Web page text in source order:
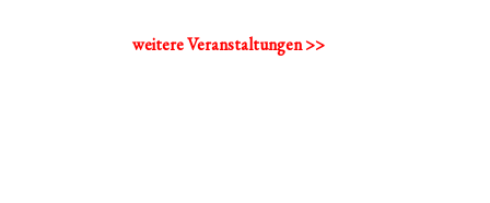
weitere Veranstaltungen >>